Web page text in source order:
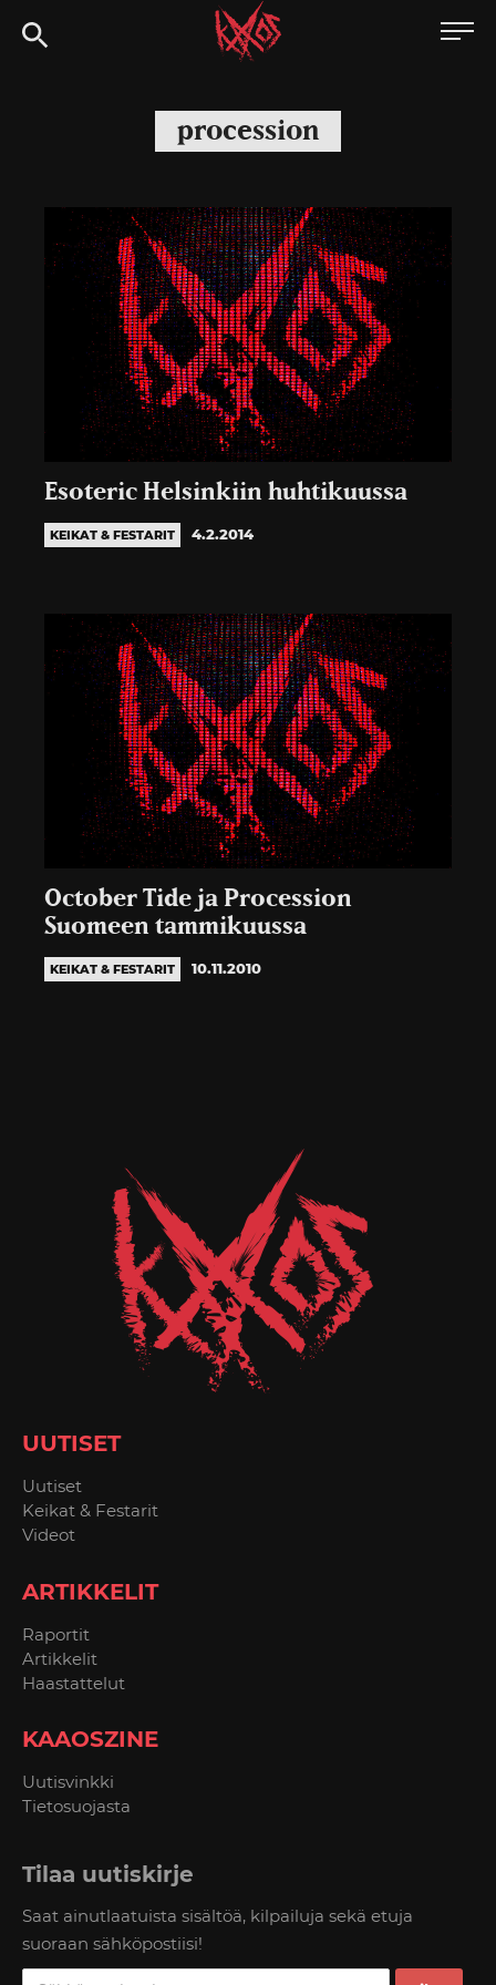
Siirry
suoraan
Kaaoszine
procession
Esoteric Helsinkiin huhtikuussa
KEIKAT & FESTARIT 4.2.2014
October Tide ja Procession
Suomeen tammikuussa
KEIKAT & FESTARIT 10.11.2010
UUTISET
Uutiset
Keikat & Festarit
Videot
ARTIKKELIT
Raportit
Artikkelit
Haastattelut
KAAOSZINE
Uutisvinkki
Tietosuojasta
Tilaa uutiskirje
Saat ainutlaatuista sisältöä, kilpailuja sekä etuja
suoraan sähköpostiisi!